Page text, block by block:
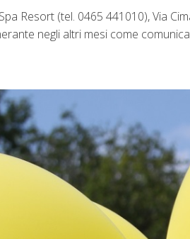
Resort (tel. 0465 441010), Via
negli altri mesi come